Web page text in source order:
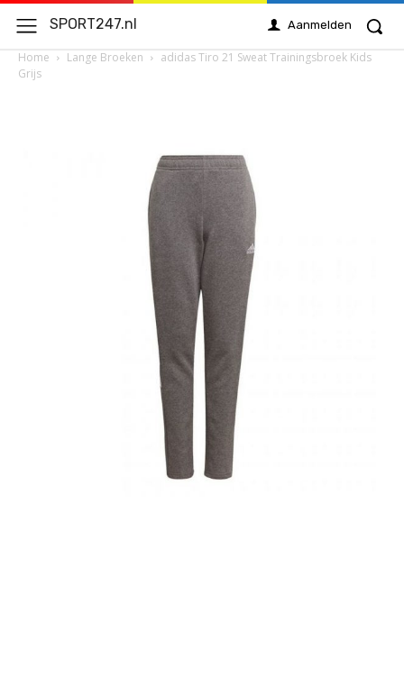
SPORT247.nl Aanmelden
Home Lange Broeken
adidas Tiro 21 Sweat Trainingsbroek Kids
Grijs